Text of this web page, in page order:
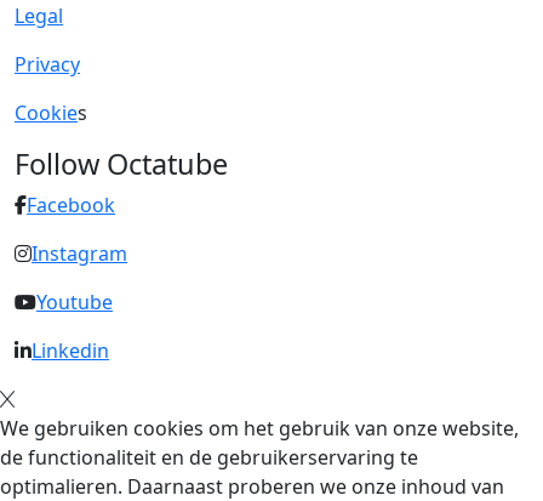
Legal
Privacy
Cookies
Follow Octatube
Facebook
Instagram
Youtube
Linkedin
We gebruiken cookies om het gebruik van onze website,
de functionaliteit en de gebruikerservaring te
optimalieren. Daarnaast proberen we onze inhoud van